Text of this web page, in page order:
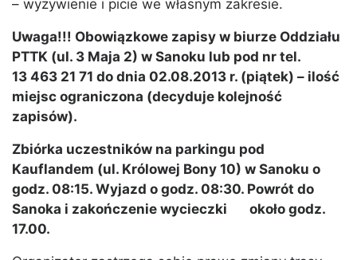
– wyżywienie i picie we własnym zakresie.
Uwaga!!! Obowiązkowe zapisy w biurze Oddziału
PTTK (ul. 3 Maja 2) w Sanoku lub pod nr tel.
13 463 21 71 do dnia 02.08.2013 r. (piątek) – ilość
miejsc ograniczona (decyduje kolejność
zapisów).
Zbiórka uczestników na parkingu pod
Kauflandem (ul. Królowej Bony 10) w Sanoku o
godz. 08:15. Wyjazd o godz. 08:30. Powrót do
Sanoka i zakończenie wycieczki około godz.
17.00.